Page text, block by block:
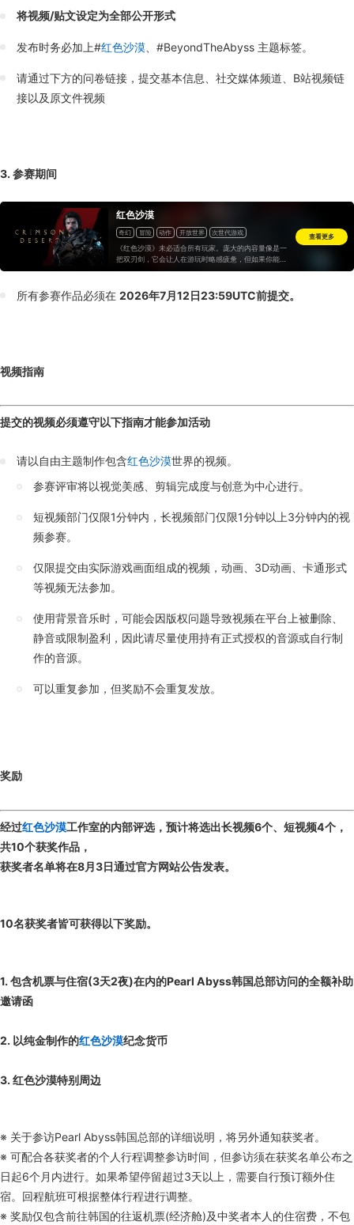
将视频/贴文设定为全部公开形式
发布时务必加上#红色沙漠 、#BeyondTheAbyss 主题标签。
请通过下方的问卷链接，提交基本信息、社交媒体频道、B站视频链
接以及原文件视频
3. 参赛期间
红色沙漠
奇幻 冒险 动作 开放世界 次世代游戏
《红色沙漠》未必适合所有玩家。庞大的内容量像是一
把双刃剑，它会让人在游玩时略感疲惫，但如果你能接
受它庞大的内容体量，又或是想找个能充分打发时间
界游戏之一。
查看更多
所有参赛作品必须在2026年7月12日23:59UTC前提交。
视频指南
提交的视频必须遵守以下指南才能参加活动
请以自由主题制作包含红色沙漠世界的视频。
参赛评审将以视觉美感、剪辑完成度与创意为中心进行。
短视频部门仅限1分钟内，长视频部门仅限1分钟以上3分钟内的视
频参赛。
仅限提交由实际游戏画面组成的视频，动画、3D动画、卡通形式
等视频无法参加。
使用背景音乐时，可能会因版权问题导致视频在平台上被删除、
静音或限制盈利，因此请尽量使用持有正式授权的音源或自行制
作的音源。
可以重复参加，但奖励不会重复发放。
奖励
经过红色沙漠工作室的内部评选，预计将选出长视频6个、短视频4个，
共10个获奖作品，
获奖者名单将在8月3日通过官方网站公告发表。
10名获奖者皆可获得以下奖励。
1. 包含机票与住宿(3天2夜)在内的Pearl Abyss韩国总部访问的全额补助
邀请函
2. 以纯金制作的红色沙漠纪念货币
3. 红色沙漠特别周边
※ 关于参访Pearl Abyss韩国总部的详细说明，将另外通知获奖者。
※ 可配合各获奖者的个人行程调整参访时间，但参访须在获奖名单公布之
日起6个月内进行。如果希望停留超过3天以上，需要自行预订额外住
宿。回程航班可根据整体行程进行调整。
※ 奖励仅包含前往韩国的往返机票(经济舱)及中奖者本人的住宿费，不包